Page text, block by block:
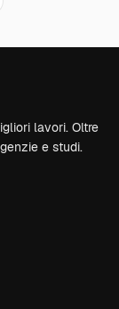
lavori. Oltre
e studi.